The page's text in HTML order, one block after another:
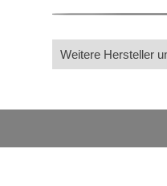
Weitere Hersteller